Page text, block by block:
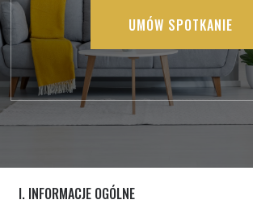
UMÓW SPOTKANIE
I. INFORMACJE OGÓLNE